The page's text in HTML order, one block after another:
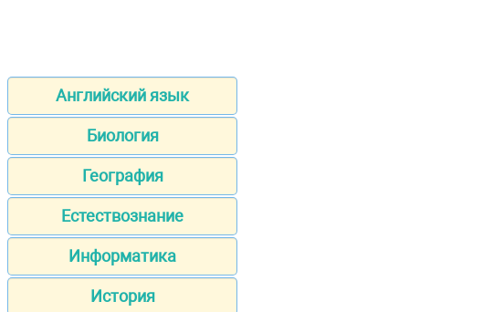
Английский язык
Биология
География
Естествознание
Информатика
История